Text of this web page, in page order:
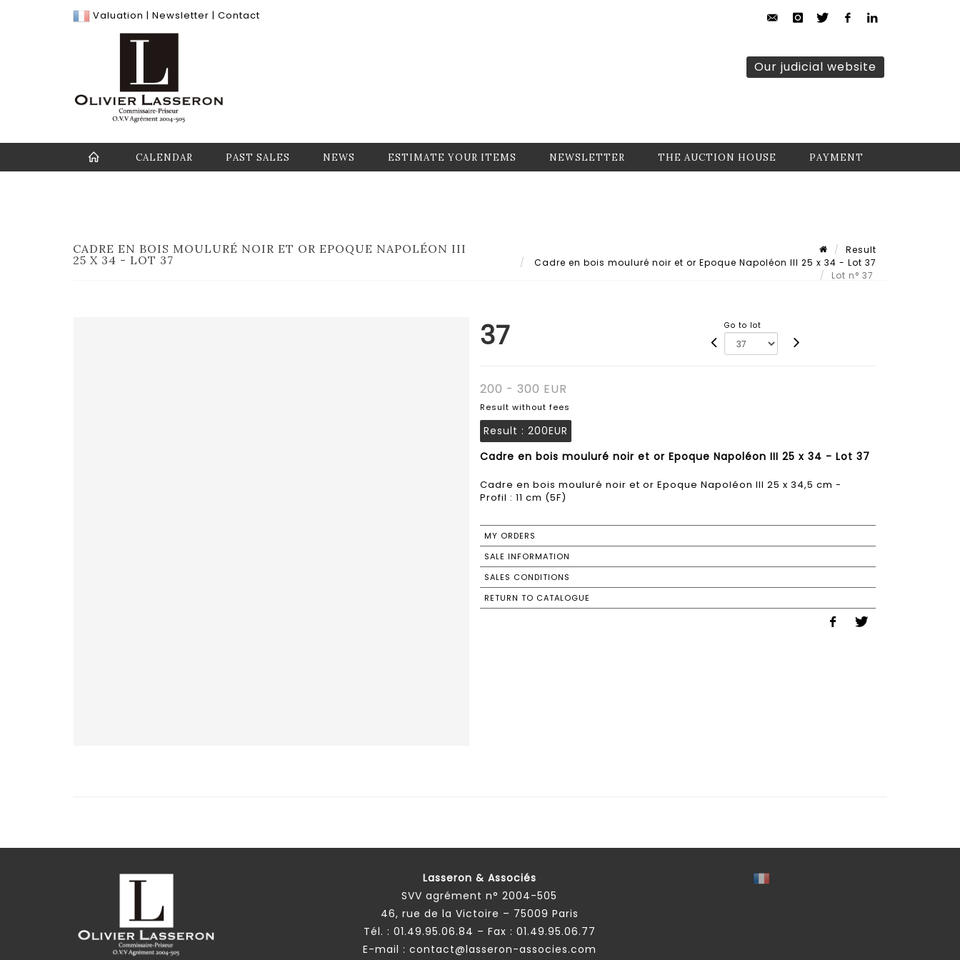
Valuation | Newsletter | Contact
Our judicial website
CALENDAR PAST SALES NEWS ESTIMATE YOUR ITEMS NEWSLETTER THE AUCTION HOUSE PAYMENT
CADRE EN BOIS MOULURÉ NOIR ET OR EPOQUE NAPOLÉON III
25 X 34 - LOT 37
Result
Cadre en bois mouluré noir et or Epoque Napoléon III 25 x 34 - Lot 37
Lot n° 37
37 Go to lot
200 - 300 EUR
Result without fees
Result : 200EUR
Cadre en bois mouluré noir et or Epoque Napoléon III 25 x 34 - Lot 37
Cadre en bois mouluré noir et or Epoque Napoléon III 25 x 34,5 cm -
Profil : 11 cm (5F)
MY ORDERS
SALE INFORMATION
SALES CONDITIONS
RETURN TO CATALOGUE
Lasseron & Associés
SVV agrément n° 2004-505
46, rue de la Victoire – 75009 Paris
Tél. : 01.49.95.06.84 – Fax : 01.49.95.06.77
E-mail : contact@lasseron-associes.com